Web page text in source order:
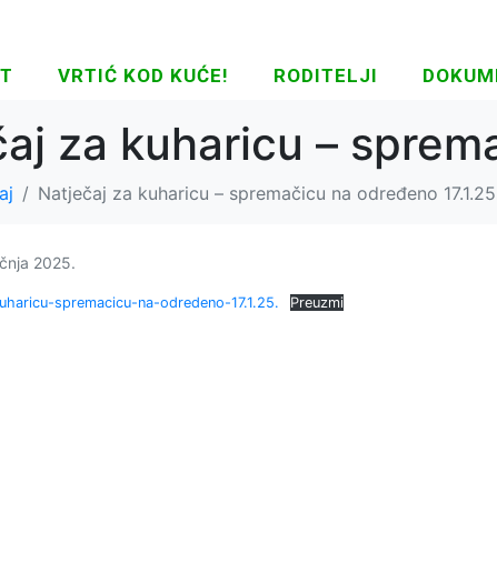
VRTIĆ KOD KUĆE! RODITELJI
za kuharicu –
Natječaj za kuharicu – spremačicu na određeno
2025.
spremacicu-na-odredeno-17.1.25. Preuzmi